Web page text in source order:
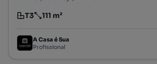
Tipologia
T3
Preço por metro quadrado
111 m²
A Casa é Sua
Profissional